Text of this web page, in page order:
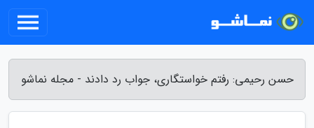
حسن رحیمی: رفتم خواستگاری، جواب رد دادند - مجله نماشو